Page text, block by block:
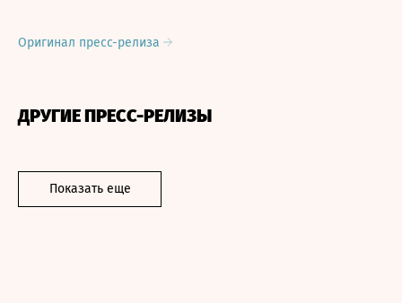
Оригинал пресс-релиза
ДРУГИЕ ПРЕСС-РЕЛИЗЫ
Показать еще